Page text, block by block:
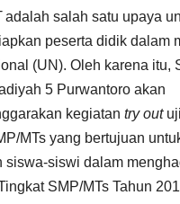
adalah salah satu upaya
peserta didik dalam
(UN). Oleh karena itu,
5 Purwantoro akan
kegiatan try out
MTs yang bertujuan
siswa-siswi dalam
SMP/MTs Tahun